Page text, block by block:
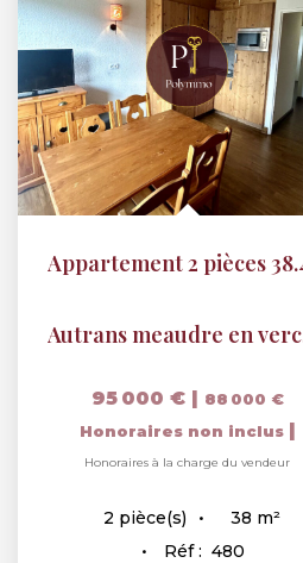
Autrans meaudre en vercors
95 000 € | 88 000 €
Honoraires non inclus |
Honoraires à la charge du vendeur
2 pièce(s) 38 m²
Réf : 480